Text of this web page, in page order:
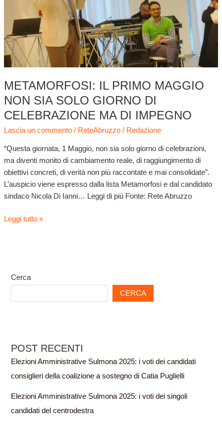
METAMORFOSI: IL PRIMO MAGGIO
NON SIA SOLO GIORNO DI
CELEBRAZIONE MA DI IMPEGNO
Lascia un commento / ReteAbruzzo/ Redazione
“Questa giornata, 1 Maggio, non sia solo giorno di celebrazioni,
ma diventi monito di cambiamento reale, di raggiungimento di
obiettivi concreti, di verità non più raccontate e mai consolidate”.
L’auspicio viene espresso dalla lista Metamorfosi e dal candidato
sindaco Nicola Di Ianni… Leggi di più Fonte: Rete Abruzzo
celebrazione
ma
di
impegno
Leggi tutto »
Cerca
CERCA
POST RECENTI
Elezioni Amministrative Sulmona 2025: i voti dei candidati
consiglieri della coalizione a sostegno di Catia Puglielli
Elezioni Amministrative Sulmona 2025: i voti dei singoli
candidati del centrodestra